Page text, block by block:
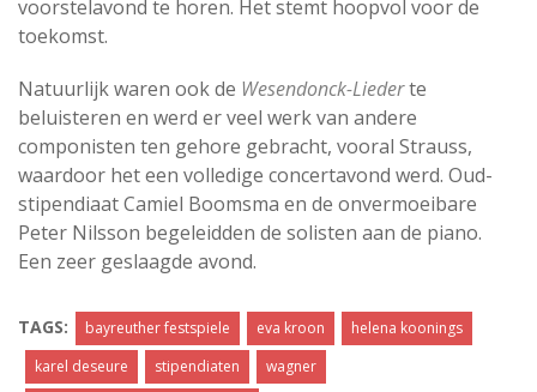
voorstelavond te horen. Het stemt hoopvol voor de
toekomst.
Natuurlijk waren ook de Wesendonck-Liederte
beluisteren en werd er veel werk van andere
componisten ten gehore gebracht, vooral Strauss,
waardoor het een volledige concertavond werd. Oud-
stipendiaat Camiel Boomsma en de onvermoeibare
Peter Nilsson begeleidden de solisten aan de piano.
Een zeer geslaagde avond.
TAGS: bayreuther festspiele eva kroon
helena koonings
karel deseure
stipendiaten
wagner